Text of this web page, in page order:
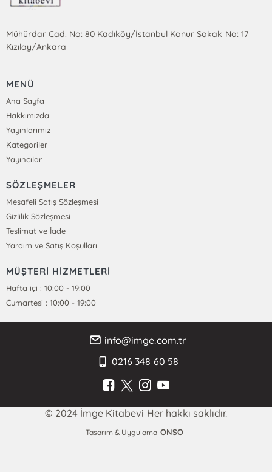
Mühürdar Cad. No: 80 Kadıköy/İstanbul Konur Sokak No: 17
Kızılay/Ankara
MENÜ
Ana Sayfa
Hakkımızda
Yayınlarımız
Kategoriler
Yayıncılar
SÖZLEŞMELER
Mesafeli Satış Sözleşmesi
Gizlilik Sözleşmesi
Teslimat ve İade
Yardım ve Satış Koşulları
MÜŞTERİ HİZMETLERİ
Hafta içi : 10:00 - 19:00
Cumartesi : 10:00 - 19:00
info@imge.com.tr
0216 348 60 58
© 2024 İmge Kitabevi Her hakkı saklıdır.
Tasarım & Uygulama ONSO